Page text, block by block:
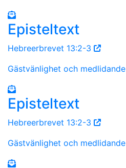
Episteltext
Hebreerbrevet 13:2-3
Gästvänlighet och medlidande
Episteltext
Hebreerbrevet 13:2-3
Gästvänlighet och medlidande